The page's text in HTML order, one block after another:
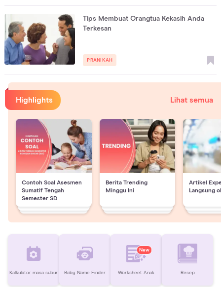
Tips Membuat Orangtua Kekasih Anda
Terkesan
PRANIKAH
Highlights Lihat semua
Contoh Soal Asesmen
Sumatif Tengah
Semester SD
Berita Trending
Minggu Ini
Artikel
Langsung
Kalkulator masa subur Baby Name Finder
New
Worksheet Anak Resep